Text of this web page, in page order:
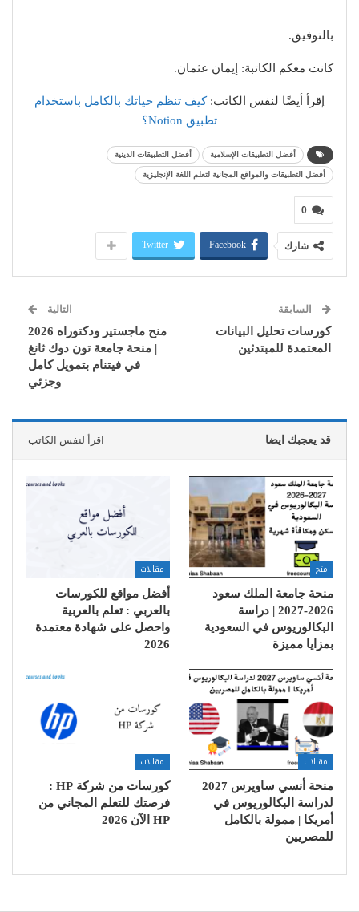
بالتوفيق.
كانت معكم الكاتبة: إيمان عثمان.
إقرأ أيضًا لنفس الكاتب:كيف تنظم حياتك بالكامل باستخدام
تطبيق Notion؟
أفضل التطبيقات الإسلامية أفضل التطبيقات الدينية
أفضل التطبيقات والمواقع المجانية لتعلم اللغة الإنجليزية
0
شارك Facebook
Twitter
السابقة
كورسات تحليل البيانات
المعتمدة للمبتدئين
التالية
منح ماجستير ودكتوراه 2026
| منحة جامعة تون دوك ثانغ
في فيتنام بتمويل كامل
وجزئي
قد يعجبك ايضا اقرأ لنفس الكاتب
منح
منحة جامعة الملك سعود
2026-2027 | دراسة
البكالوريوس في السعودية
بمزايا مميزة
مقالات
أفضل مواقع للكورسات
بالعربي : تعلم بالعربية
واحصل على شهادة معتمدة
2026
مقالات
منحة أنسي ساويرس 2027
لدراسة البكالوريوس في
أمريكا | ممولة بالكامل
للمصريين
مقالات
كورسات من شركة HP :
فرصتك للتعلم المجاني من
HP الآن 2026